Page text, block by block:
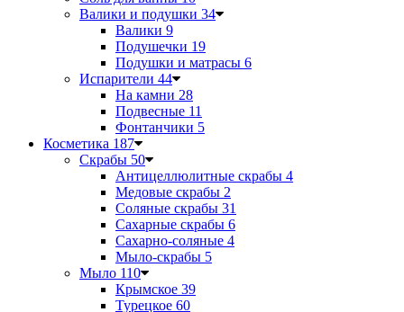
Валики и подушки 34
Валики 9
Подушечки 19
Подушки и матрасы 6
Испарители 44
На камни 28
Подвесные 11
Фонтанчики 5
Косметика 187
Скрабы 50
Антицеллюлитные скрабы 4
Медовые скрабы 2
Соляные скрабы 31
Сахарные скрабы 6
Сахарно-соляные 4
Мыло-скрабы 5
Мыло 110
Крымское 39
Турецкое 60